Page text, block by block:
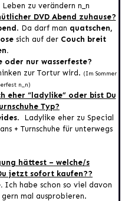
zu verändern n_n
DVD Abend zuhause?
. Da darf man quatschen,
sich auf der Couch breit
oder nur wasserfeste?
zur Tortur wird. (Im Sommer
n_n)
eher “ladylike” oder bist Du
Typ?
. Ladylike eher zu Special
+ Turnschuhe für unterwegs
hättest – welche/s
jetzt sofort kaufen??
Ich habe schon so viel davon
mal ausprobieren.